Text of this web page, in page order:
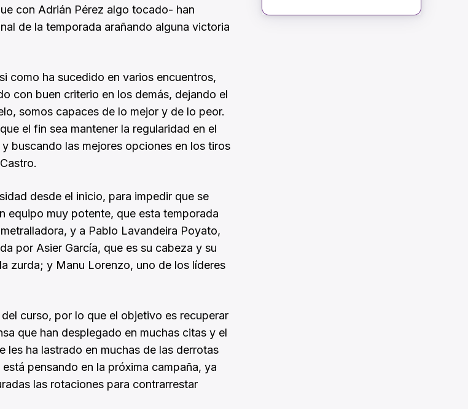
con Adrián Pérez algo tocado- han
de la temporada arañando alguna victoria
como ha sucedido en varios encuentros,
con buen criterio en los demás, dejando el
somos capaces de lo mejor y de lo peor.
el fin sea mantener la regularidad en el
buscando las mejores opciones en los tiros
desde el inicio, para impedir que se
equipo muy potente, que esta temporada
y a Pablo Lavandeira Poyato,
por Asier García, que es su cabeza y su
zurda; y Manu Lorenzo, uno de los líderes
curso, por lo que el objetivo es recuperar
que han desplegado en muchas citas y el
les ha lastrado en muchas de las derrotas
pensando en la próxima campaña, ya
las rotaciones para contrarrestar